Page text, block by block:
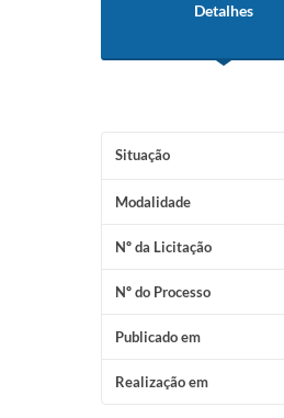
Detalhes
Situação
Modalidade
Nº da Licitação
Nº do Processo
Publicado em
Realização em